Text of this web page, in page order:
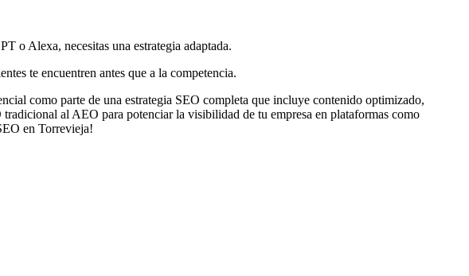
o Alexa, necesitas una estrategia adaptada.
te encuentren antes que a la competencia.
como parte de una estrategia SEO completa que incluye contenido optimizado,
al AEO para potenciar la visibilidad de tu empresa en plataformas como
en Torrevieja!